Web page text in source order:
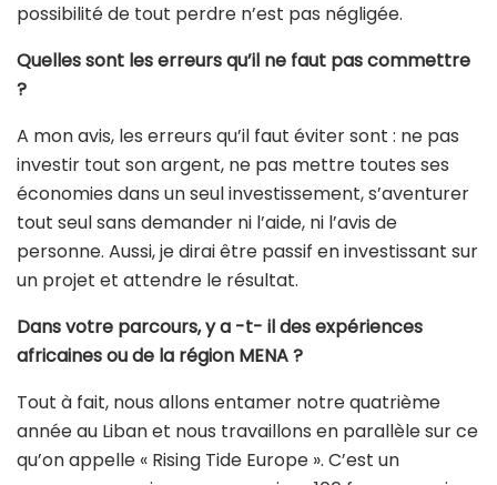
possibilité de tout perdre n’est pas négligée.
Quelles sont les erreurs qu’il ne faut pas commettre
?
A mon avis, les erreurs qu’il faut éviter sont : ne pas
investir tout son argent, ne pas mettre toutes ses
économies dans un seul investissement, s’aventurer
tout seul sans demander ni l’aide, ni l’avis de
personne. Aussi, je dirai être passif en investissant sur
un projet et attendre le résultat.
Dans votre parcours, y a -t- il des expériences
africaines ou de la région MENA ?
Tout à fait, nous allons entamer notre quatrième
année au Liban et nous travaillons en parallèle sur ce
qu’on appelle « Rising Tide Europe ». C’est un